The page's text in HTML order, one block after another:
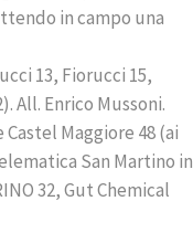
in campo una
13, Fiorucci 15,
All. Enrico Mussoni.
Castel Maggiore 48 (ai
San Martino in
32, Gut Chemical